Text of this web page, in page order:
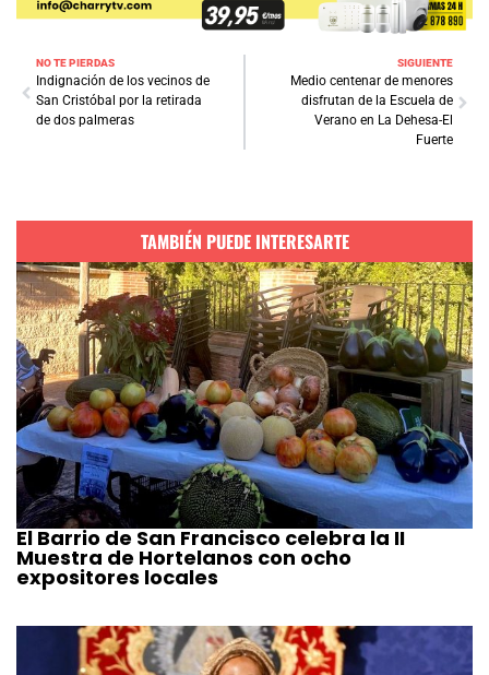
NO TE PIERDAS
Indignación de los vecinos de
San Cristóbal por la retirada
de dos palmeras
SIGUIENTE
Medio centenar de menores
disfrutan de la Escuela de
Verano en La Dehesa-El
Fuerte
TAMBIÉN PUEDE INTERESARTE
El Barrio de San Francisco celebra la II
Muestra de Hortelanos con ocho
expositores locales